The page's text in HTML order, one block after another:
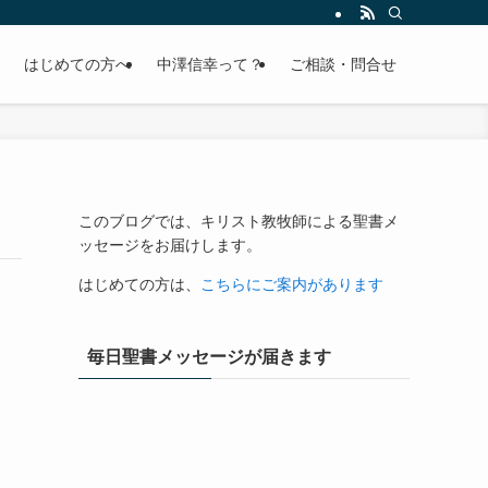
はじめての方へ 中澤信幸って？ ご相談・問合せ
このブログでは、キリスト教牧師による聖書メ
ッセージをお届けします。
はじめての方は、 こちらにご案内があります
毎日聖書メッセージが届きます